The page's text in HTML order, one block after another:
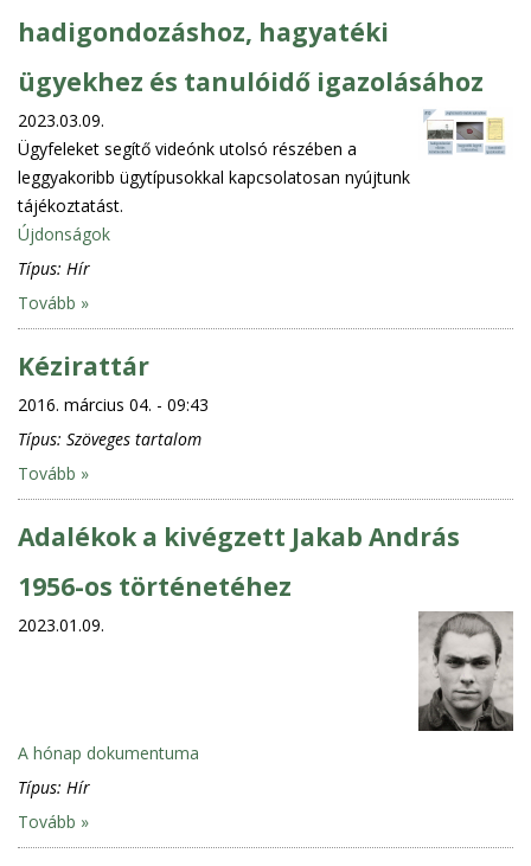
hadigondozáshoz, hagyatéki
ügyekhez és tanulóidő igazolásához
2023.03.09.
Ügyfeleket segítő videónk utolsó részében a
leggyakoribb ügytípusokkal kapcsolatosan nyújtunk
tájékoztatást.
Újdonságok
Típus: Hír
Tovább »
Kézirattár
2016. március 04. - 09:43
Típus: Szöveges tartalom
Tovább »
Adalékok a kivégzett Jakab András
1956-os történetéhez
2023.01.09.
A hónap dokumentuma
Típus: Hír
Tovább »